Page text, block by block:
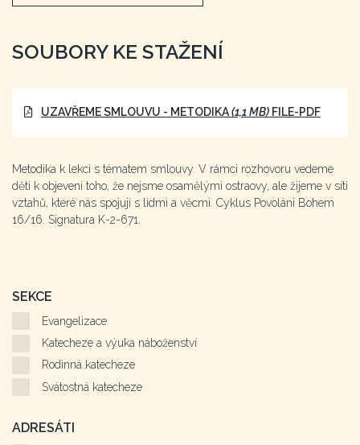
SOUBORY KE STAŽENÍ
UZAVŘEME SMLOUVU - METODIKA(1,1 MB) FILE-PDF
Metodika k lekci s tématem smlouvy. V rámci rozhovoru vedeme
děti k objevení toho, že nejsme osamělými ostraovy, ale žijeme v síti
vztahů, které nás spojují s lidmi a věcmi. Cyklus Povoláni Bohem
16/16. Signatura K-2-671.
SEKCE
Evangelizace
Katecheze a výuka náboženství
Rodinná katecheze
Svátostná katecheze
ADRESÁTI